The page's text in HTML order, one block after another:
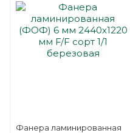
Фанера ламинированная